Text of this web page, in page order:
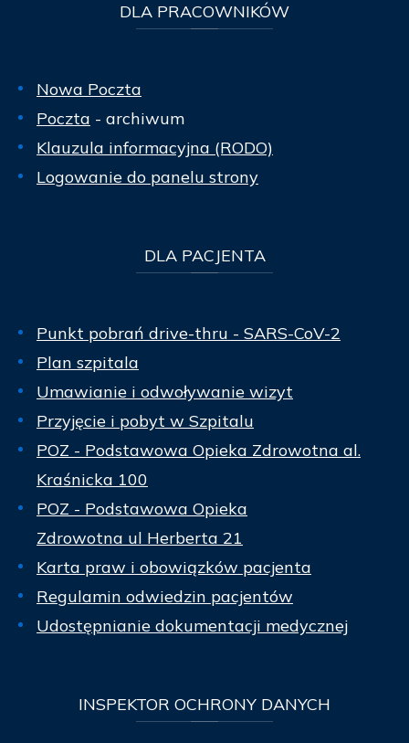
DLA PRACOWNIKÓW
Nowa Poczta
Poczta - archiwum
Klauzula informacyjna (RODO)
Logowanie do panelu strony
DLAPACJENTA
Punkt pobrań drive-thru - SARS-CoV-2
Plan szpitala
Umawianie i odwoływanie wizyt
Przyjęcie i pobyt w Szpitalu
POZ - Podstawowa Opieka Zdrowotna al.
Kraśnicka 100
POZ - Podstawowa Opieka
Zdrowotna ul Herberta 21
Karta praw i obowiązków pacjenta
Regulamin odwiedzin pacjentów
Udostępnianie dokumentacji medycznej
INSPEKTOR OCHRONY DANYCH